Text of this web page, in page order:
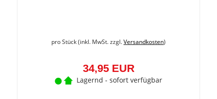
pro Stück (inkl. MwSt. zzgl.Versandkosten)
34,95 EUR
Lagernd - sofort verfügbar